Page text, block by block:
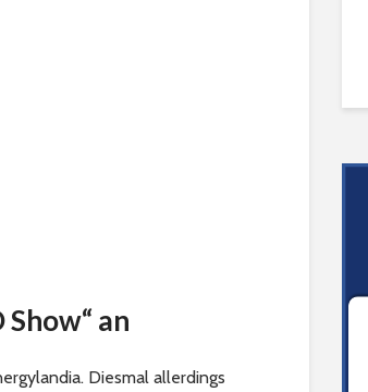
an
Diesmal allerdings